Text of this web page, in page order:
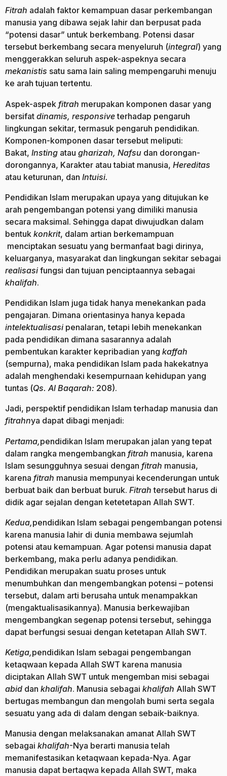
Fitrah adalah faktor kemampuan dasar perkembangan
manusia yang dibawa sejak lahir dan berpusat pada
“potensi dasar” untuk berkembang. Potensi dasar
tersebut berkembang secara menyeluruh (integral) yang
menggerakkan seluruh aspek-aspeknya secara
mekanistis satu sama lain saling mempengaruhi menuju
ke arah tujuan tertentu.
Aspek-aspek fitrah merupakan komponen dasar yang
bersifat dinamis, responsiveterhadap pengaruh
lingkungan sekitar, termasuk pengaruh pendidikan.
Komponen-komponen dasar tersebut meliputi:
Bakat, Insting atau gharizah, Nafsu dan dorongan-
dorongannya, Karakter atau tabiat manusia, Hereditas
atau keturunan, dan Intuisi.
Pendidikan Islam merupakan upaya yang ditujukan ke
arah pengembangan potensi yang dimiliki manusia
secara maksimal. Sehingga dapat diwujudkan dalam
bentuk konkrit, dalam artian berkemampuan
menciptakan sesuatu yang bermanfaat bagi dirinya,
keluarganya, masyarakat dan lingkungan sekitar sebagai
realisasifungsi dan tujuan penciptaannya sebagai
khalifah.
Pendidikan Islam juga tidak hanya menekankan pada
pengajaran. Dimana orientasinya hanya kepada
intelektualisasipenalaran, tetapi lebih menekankan
pada pendidikan dimana sasarannya adalah
pembentukan karakter kepribadian yang kaffah
(sempurna), maka pendidikan Islam pada hakekatnya
adalah menghendaki kesempurnaan kehidupan yang
tuntas (Qs. Al Baqarah: 208).
Jadi, perspektif pendidikan Islam terhadap manusia dan
fitrahnya dapat dibagi menjadi:
Pertama,pendidikan Islam merupakan jalan yang tepat
dalam rangka mengembangkan fitrah manusia, karena
Islam sesungguhnya sesuai dengan fitrah manusia,
karena fitrah manusia mempunyai kecenderungan untuk
berbuat baik dan berbuat buruk. Fitrah tersebut harus di
didik agar sejalan dengan ketetetapan Allah SWT.
Kedua,pendidikan Islam sebagai pengembangan potensi
karena manusia lahir di dunia membawa sejumlah
potensi atau kemampuan. Agar potensi manusia dapat
berkembang, maka perlu adanya pendidikan.
Pendidikan merupakan suatu proses untuk
menumbuhkan dan mengembangkan potensi – potensi
tersebut, dalam arti berusaha untuk menampakkan
(mengaktualisasikannya). Manusia berkewajiban
mengembangkan segenap potensi tersebut, sehingga
dapat berfungsi sesuai dengan ketetapan Allah SWT.
Ketiga,pendidikan Islam sebagai pengembangan
ketaqwaan kepada Allah SWT karena manusia
diciptakan Allah SWT untuk mengemban misi sebagai
abid dan khalifah. Manusia sebagai khalifah Allah SWT
bertugas membangun dan mengolah bumi serta segala
sesuatu yang ada di dalam dengan sebaik-baiknya.
Manusia dengan melaksanakan amanat Allah SWT
sebagai khalifah-Nya berarti manusia telah
memanifestasikan ketaqwaan kepada-Nya. Agar
manusia dapat bertaqwa kepada Allah SWT, maka